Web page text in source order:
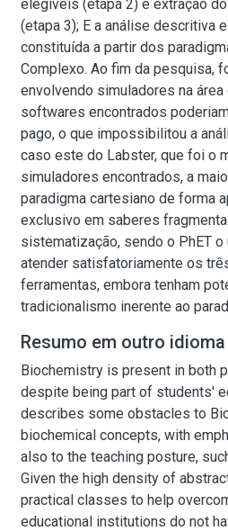
elegíveis (etapa 2) e extração
(etapa 3); E a análise descritiva
constituída a partir dos
Complexo. Ao fim da pesquisa,
envolvendo simuladores na
softwares encontrados
pago, o que impossibilitou a
caso este do Labster, que foi o
simuladores encontrados, a
paradigma cartesiano de forma
exclusivo em saberes
sistematização, sendo o PhET
atender satisfatoriamente os
ferramentas, embora tenham
tradicionalismo inerente ao
Resumo em outro idioma
Biochemistry is present in both
despite being part of students'
describes some obstacles to
biochemical concepts, with
also to the teaching posture,
Given the high density of
practical classes to help
educational institutions do not